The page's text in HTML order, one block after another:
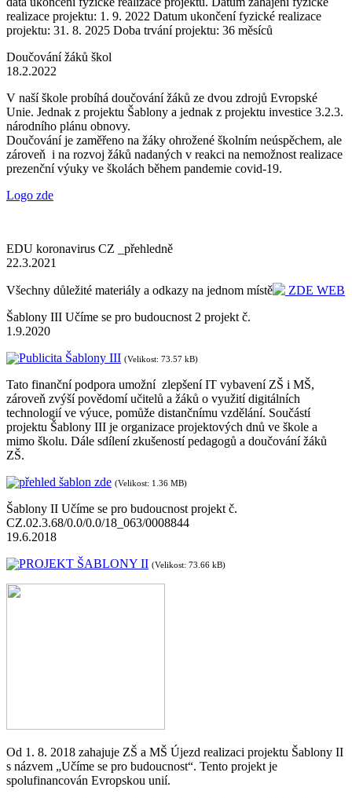
realizace projektu: 1. 9. 2022 Datum ukončení fyzické realizace
projektu: 31. 8. 2025 Doba trvání projektu: 36 měsíců
Doučování žáků škol
18.2.2022
V naší škole probíhá doučování žáků ze dvou zdrojů Evropské
Unie. Jednak z projektu Šablony a jednak z projektu investice 3.2.3.
národního plánu obnovy.
Doučování je zaměřeno na žáky ohrožené školním neúspěchem, ale
zároveň i na rozvoj žáků nadaných v reakci na nemožnost realizace
prezenční výuky ve školách během pandemie covid-19.
Logo zde
EDU koronavirus CZ _přehledně
22.3.2021
Všechny důležité materiály a odkazy na jednom místě
ZDE WEB
Šablony III Učíme se pro budoucnost 2 projekt č.
1.9.2020
Publicita Šablony III (Velikost: 73.57 kB)
Tato finanční podpora umožní zlepšení IT vybavení ZŠ i MŠ,
zároveň zvýší povědomí učitelů a žáků o využití digitálních
technologií ve výuce, pomůže distančnímu vzdělání. Součástí
projektu Šablony III je organizace projektových dnů ve škole a
mimo školu. Dále sdílení zkušeností pedagogů a doučování žáků
ZŠ.
přehled šablon zde (Velikost: 1.36 MB)
Šablony II Učíme se pro budoucnost projekt č.
CZ.02.3.68/0.0/0.0/18_063/0008844
19.6.2018
PROJEKT ŠABLONY II (Velikost: 73.66 kB)
Od 1. 8. 2018 zahajuje ZŠ a MŠ Újezd realizaci projektu Šablony II
s názvem „Učíme se pro budoucnost“. Tento projekt je
spolufinancován Evropskou unií.